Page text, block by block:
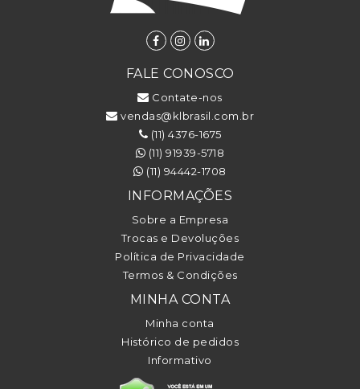
FALE CONOSCO
Contate-nos
vendas@klbrasil.com.br
(11) 4376-1675
(11) 91939-5718
(11) 94442-1708
INFORMAÇÕES
Sobre a Empresa
Trocas e Devoluções
Política de Privacidade
Termos & Condições
MINHA CONTA
Minha conta
Histórico de pedidos
Informativo